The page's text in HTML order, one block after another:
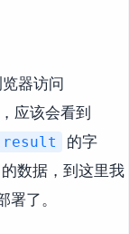
器访问
，应该会看到
result
的字
的数据，到这里我
署了。